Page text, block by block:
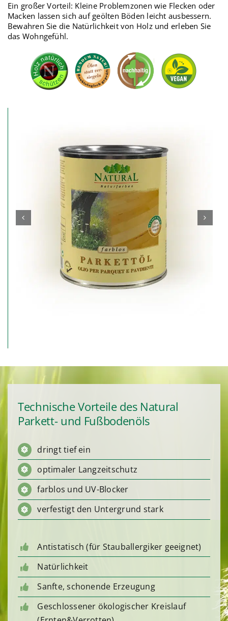
Ein großer Vorteil: Kleine Problemzonen wie Flecken oder
Macken lassen sich auf geölten Böden leicht ausbessern.
Bewahren Sie die Natürlichkeit von Holz und erleben Sie
das Wohngefühl.
Technische Vorteile des Natural
Parkett- und Fußbodenöls
dringt tief ein
optimaler Langzeitschutz
farblos und UV-Blocker
verfestigt den Untergrund stark
Antistatisch (für Stauballergiker geeignet)
Natürlichkeit
Sanfte, schonende Erzeugung
Geschlossener ökologischer Kreislauf